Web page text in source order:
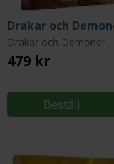
Drakar och Demoner
479 kr
Beställ